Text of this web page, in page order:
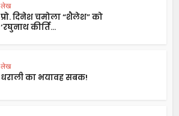
लेख
प्रो. दिनेश चमोला “शैलेश” को
‘रघुनाथ कीर्ति...
लेख
धराली का भयावह सबक!